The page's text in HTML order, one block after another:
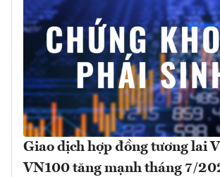
Giao dịch hợp đồng tương lai
VN100 tăng mạnh tháng 7/